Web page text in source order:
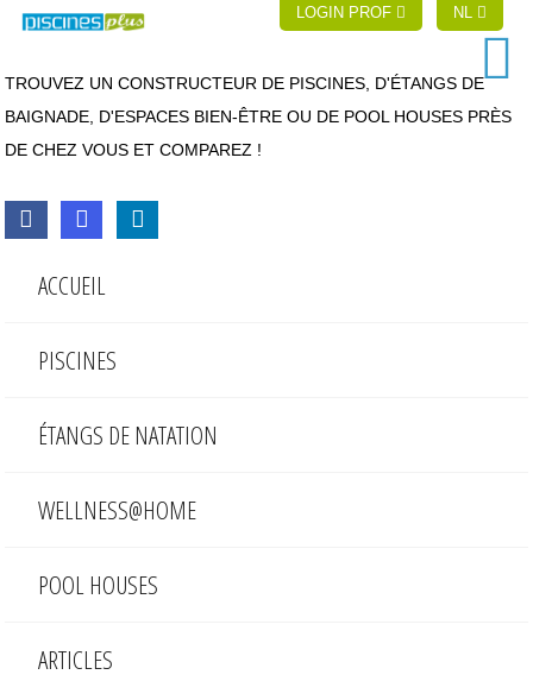
LOGIN PROF NL
TROUVEZ UN CONSTRUCTEUR DE PISCINES, D'ÉTANGS DE
BAIGNADE, D'ESPACES BIEN-ÊTRE OU DE POOL HOUSES PRÈS
DE CHEZ VOUS ET COMPAREZ !
ACCUEIL
PISCINES
ÉTANGS DE NATATION
WELLNESS@HOME
POOL HOUSES
ARTICLES